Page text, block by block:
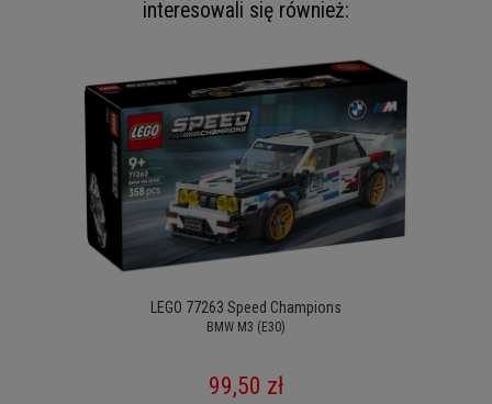
interesowali się również:
LEGO 77263 Speed Champions
BMW M3 (E30)
99,50 zł